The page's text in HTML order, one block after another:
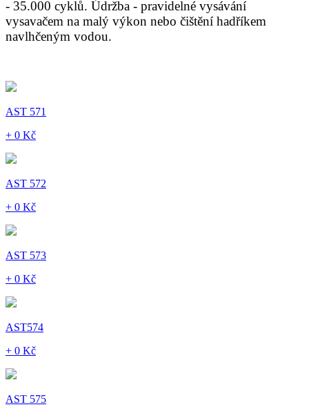
- 35.000 cyklů. Údržba - pravidelné vysávání
vysavačem na malý výkon nebo čištění hadříkem
navlhčeným vodou.
AST 571
+ 0 Kč
AST 572
+ 0 Kč
AST 573
+ 0 Kč
AST574
+ 0 Kč
AST 575